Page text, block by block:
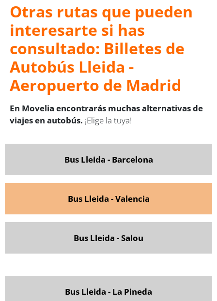
Otras rutas que pueden
interesarte si has
consultado: Billetes de
Autobús Lleida -
Aeropuerto de Madrid
En Movelia encontrarás muchas alternativas de
viajes en autobús. ¡Elige la tuya!
Bus Lleida - Barcelona
Bus Lleida - Valencia
Bus Lleida - Salou
Bus Lleida - La Pineda